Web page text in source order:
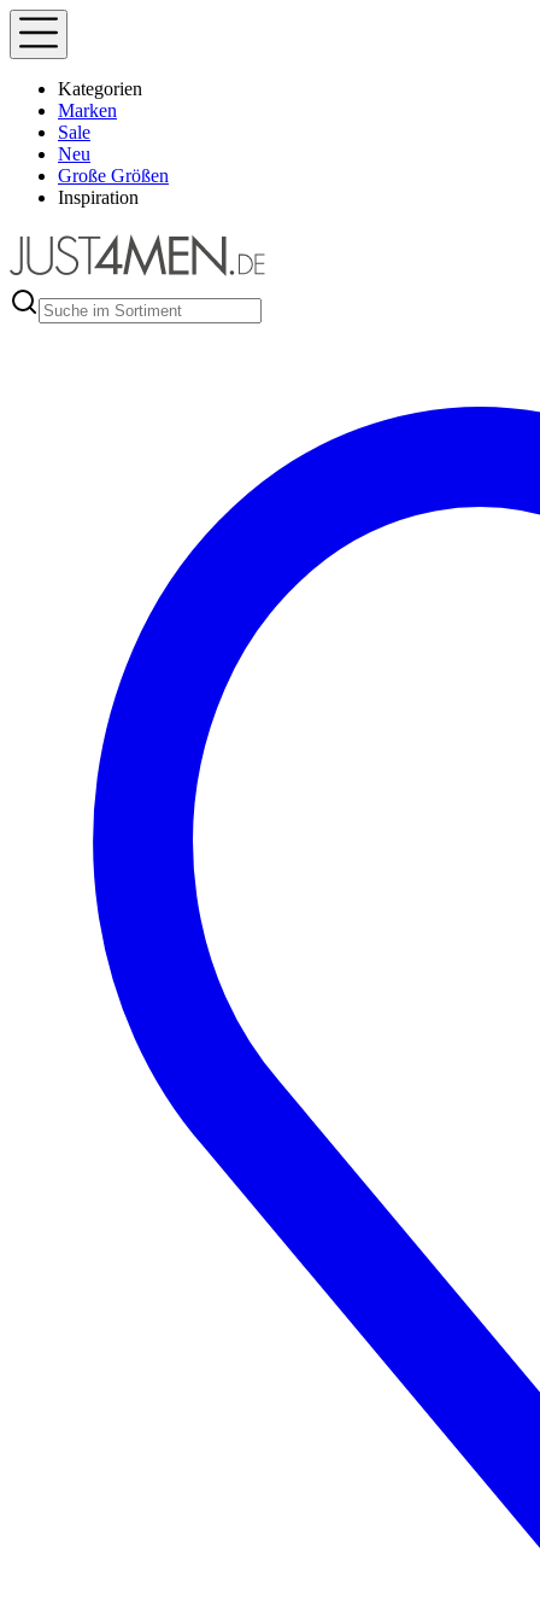
Kategorien
Marken
Sale
Neu
Große Größen
Inspiration